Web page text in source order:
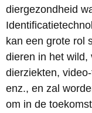
diergezondheid
kan een grote rol
dieren in het wild,
dierziekten,
enz., en zal
om in de